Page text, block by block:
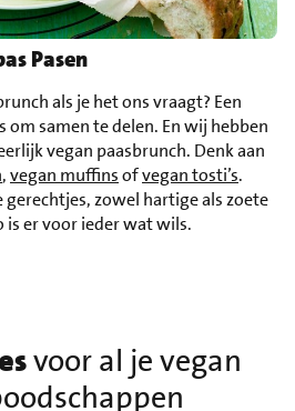
Pasen
als je het ons vraagt? Een
om samen te delen. En wij hebben
vegan paasbrunch. Denk aan
,vegan muffinsofvegan tosti’s.
zowel hartige als zoete
is er voor ieder wat wils.
voor al je vegan